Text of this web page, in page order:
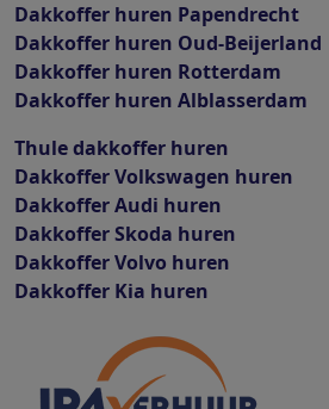
Dakkoffer huren Papendrecht
Dakkoffer huren Oud-Beijerland
Dakkoffer huren Rotterdam
Dakkoffer huren Alblasserdam
Thule dakkoffer huren
Dakkoffer Volkswagen huren
Dakkoffer Audi huren
Dakkoffer Skoda huren
Dakkoffer Volvo huren
Dakkoffer Kia huren